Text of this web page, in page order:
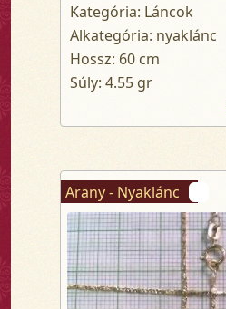
Kategória: Láncok
Alkategória: nyaklánc
Hossz: 60 cm
Súly: 4.55 gr
Arany - Nyaklánc